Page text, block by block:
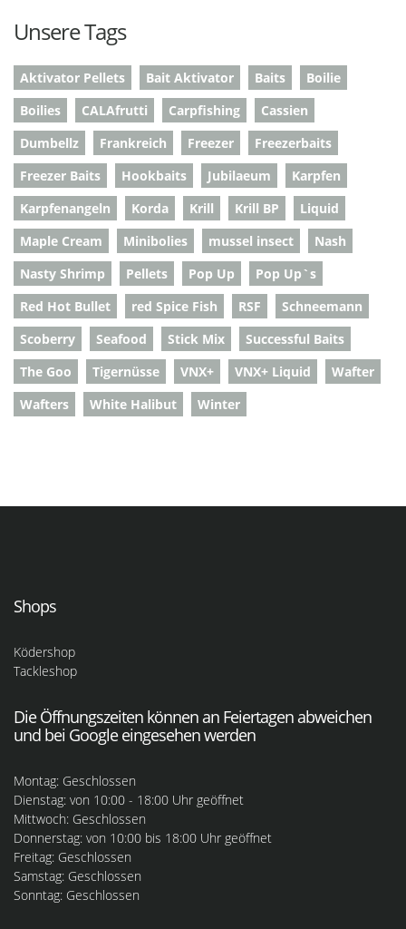
Unsere Tags
Aktivator Pellets Bait Aktivator Baits
Boilie
Boilies
CALAfrutti Carpfishing
Cassien
Dumbellz
Frankreich Freezer
Freezerbaits
Freezer Baits
Hookbaits Jubilaeum
Karpfen
Karpfenangeln
Korda Krill Krill BP
Liquid
Maple Cream
Minibolies mussel insect
Nash
Nasty Shrimp
Pellets Pop Up
Pop Up`s
Red Hot Bullet
red Spice Fish RSF
Schneemann
Scoberry
Seafood Stick Mix
Successful Baits
The Goo
Tigernüsse VNX+ VNX+ Liquid
Wafter
Wafters
White Halibut Winter
Shops
Ködershop
Tackleshop
Die Öffnungszeiten können an Feiertagen abweichen
und bei Google eingesehen werden
Montag: Geschlossen
Dienstag: von 10:00 - 18:00 Uhr geöffnet
Mittwoch: Geschlossen
Donnerstag: von 10:00 bis 18:00 Uhr geöffnet
Freitag: Geschlossen
Samstag: Geschlossen
Sonntag: Geschlossen